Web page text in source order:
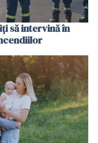
să intervină în